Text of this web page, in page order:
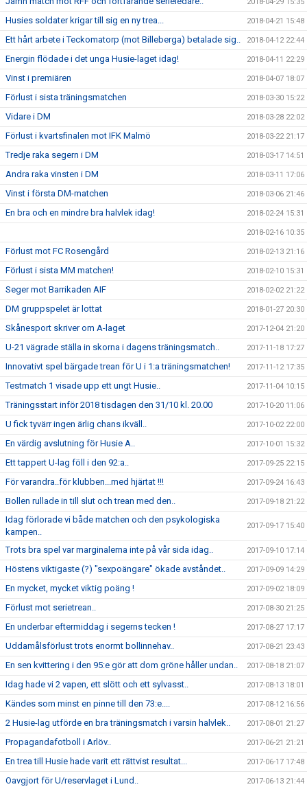
Husies soldater krigar till sig en ny trea... 2018-04-21 15:48
Ett hårt arbete i Teckomatorp (mot Billeberga) betalade sig.. 2018-04-12 22:44
Energin flödade i det unga Husie-laget idag! 2018-04-11 22:29
Vinst i premiären 2018-04-07 18:07
Förlust i sista träningsmatchen 2018-03-30 15:22
Vidare i DM 2018-03-28 22:02
Förlust i kvartsfinalen mot IFK Malmö 2018-03-22 21:17
Tredje raka segern i DM 2018-03-17 14:51
Andra raka vinsten i DM 2018-03-11 17:06
Vinst i första DM-matchen 2018-03-06 21:46
En bra och en mindre bra halvlek idag! 2018-02-24 15:31
2018-02-16 10:35
Förlust mot FC Rosengård 2018-02-13 21:16
Förlust i sista MM matchen! 2018-02-10 15:31
Seger mot Barrikaden AIF 2018-02-02 21:22
DM gruppspelet är lottat 2018-01-27 20:30
Skånesport skriver om A-laget 2017-12-04 21:20
U-21 vägrade ställa in skorna i dagens träningsmatch.. 2017-11-18 17:27
Innovativt spel bärgade trean för U i 1:a träningsmatchen! 2017-11-12 17:35
Testmatch 1 visade upp ett ungt Husie.. 2017-11-04 10:15
Träningsstart inför 2018 tisdagen den 31/10 kl. 20.00 2017-10-20 11:06
U fick tyvärr ingen ärlig chans ikväll.. 2017-10-02 22:00
En värdig avslutning för Husie A.. 2017-10-01 15:32
Ett tappert U-lag föll i den 92:a.. 2017-09-25 22:15
För varandra..för klubben...med hjärtat !!! 2017-09-24 16:43
Bollen rullade in till slut och trean med den.. 2017-09-18 21:22
Idag förlorade vi både matchen och den psykologiska
kampen..
2017-09-17 15:40
Trots bra spel var marginalerna inte på vår sida idag.. 2017-09-10 17:14
Höstens viktigaste (?) "sexpoängare" ökade avståndet.. 2017-09-09 14:29
En mycket, mycket viktig poäng ! 2017-09-02 18:09
Förlust mot serietrean.. 2017-08-30 21:25
En underbar eftermiddag i segerns tecken ! 2017-08-27 17:17
Uddamålsförlust trots enormt bollinnehav.. 2017-08-21 23:43
En sen kvittering i den 95:e gör att dom gröne håller undan.. 2017-08-18 21:07
Idag hade vi 2 vapen, ett slött och ett sylvasst.. 2017-08-13 18:01
Kändes som minst en pinne till den 73:e.... 2017-08-12 16:56
2 Husie-lag utförde en bra träningsmatch i varsin halvlek.. 2017-08-01 21:27
Propagandafotboll i Arlöv.. 2017-06-21 21:21
En trea till Husie hade varit ett rättvist resultat... 2017-06-17 17:48
Oavgjort för U/reservlaget i Lund.. 2017-06-13 21:44